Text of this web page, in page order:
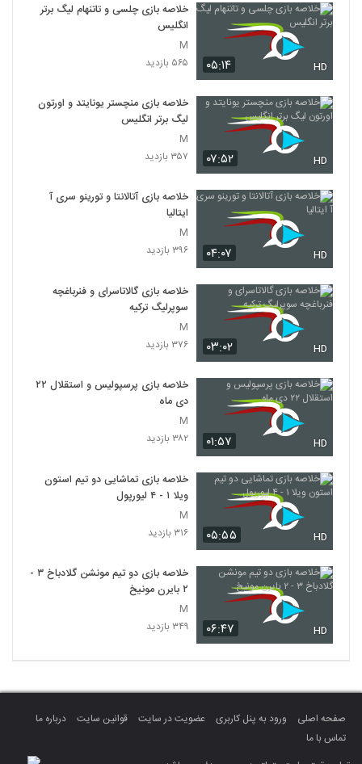
۰۵:۱۴ HD
خلاصه بازی چلسی و تاتنهام لیگ برتر
انگلیس
M
۵۶۵ بازدید
۰۷:۵۲ HD
خلاصه بازی منچستر یونایتد و اورتون
لیگ برتر انگلیس
M
۳۵۷ بازدید
۰۴:۰۷ HD
خلاصه بازی آتالانتا و تورینو سری آ
ایتالیا
M
۳۹۶ بازدید
۰۳:۰۲ HD
خلاصه بازی گالاتاسرای و فنرباغچه
سوپرلیگ ترکیه
M
۳۷۶ بازدید
۰۱:۵۷ HD
خلاصه بازی پرسپولیس و استقلال ۲۲
دی ماه
M
۳۸۲ بازدید
۰۵:۵۵ HD
خلاصه بازی تماشایی دو تیم استون
ویلا ۱ - ۴ لیورپول
M
۳۱۶ بازدید
۰۶:۴۷ HD
خلاصه بازی دو تیم مونشن گلادباخ ۳ -
۲ بایرن مونیخ
M
۳۴۹ بازدید
صفحه اصلی ورود به پنل کاربری عضویت در سایت قوانین سایت
درباره ما
تماس با ما